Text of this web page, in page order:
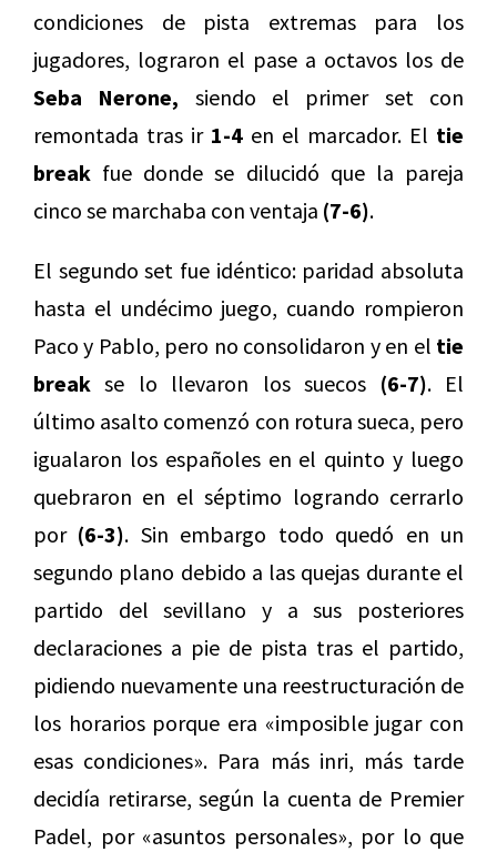
condiciones de pista extremas para los
jugadores, lograron el pase a octavos los de
Seba Nerone, siendo el primer set con
remontada tras ir 1-4 en el marcador. El tie
break fue donde se dilucidó que la pareja
cinco se marchaba con ventaja (7-6).
El segundo set fue idéntico: paridad absoluta
hasta el undécimo juego, cuando rompieron
Paco y Pablo, pero no consolidaron y en el tie
break se lo llevaron los suecos (6-7). El
último asalto comenzó con rotura sueca, pero
igualaron los españoles en el quinto y luego
quebraron en el séptimo logrando cerrarlo
por (6-3). Sin embargo todo quedó en un
segundo plano debido a las quejas durante el
partido del sevillano y a sus posteriores
declaraciones a pie de pista tras el partido,
pidiendo nuevamente una reestructuración de
los horarios porque era «imposible jugar con
esas condiciones». Para más inri, más tarde
decidía retirarse, según la cuenta de Premier
Padel, por «asuntos personales», por lo que